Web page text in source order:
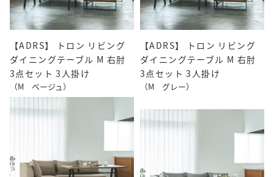
【ADRS】 トロン リビング
ダイニングテーブル M 右肘
3点セット 3人掛け
（M ベージュ）
【ADRS】 トロン リビング
ダイニングテーブル M 右肘
3点セット 3人掛け
（M グレー）